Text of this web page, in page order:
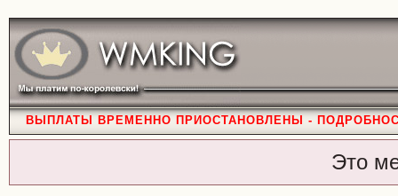
ВЫПЛАТЫ ВРЕМЕННО ПРИОСТАНОВЛЕНЫ -
Это